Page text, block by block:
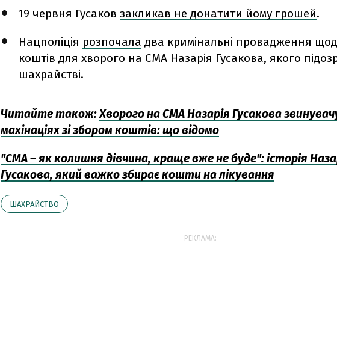
19 червня Гусаков закликав не донатити йому грошей.
Нацполіція розпочала два кримінальні провадження
коштів для хворого на СМА Назарія Гусакова, якого
шахрайстві.
Читайте також:Хворого на СМА Назарія Гусакова
махінаціях зі збором коштів: що відомо
"СМА – як колишня дівчина, краще вже не буде": історія
Гусакова, який важко збирає кошти на лікування
ШАХРАЙСТВО
РЕКЛАМА: